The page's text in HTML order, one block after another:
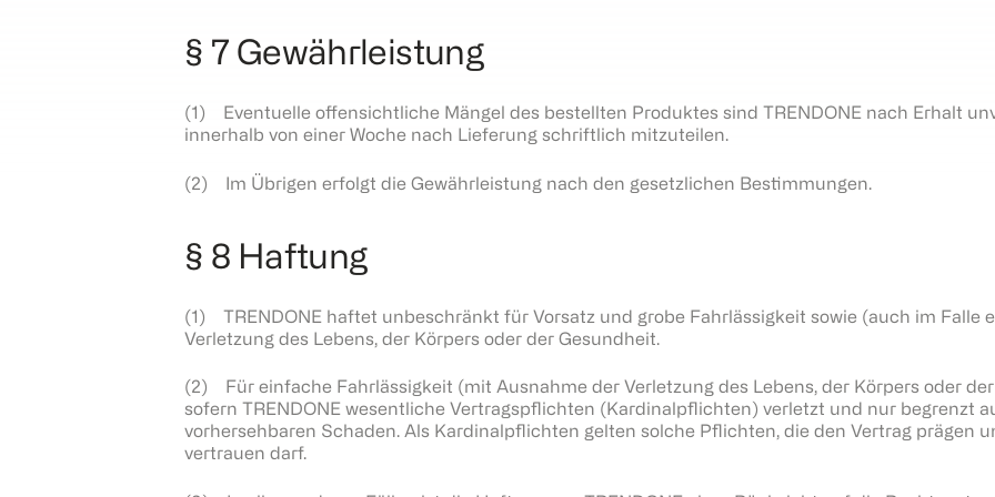
§ 7 Gewährleistung
(1) Eventuelle offensichtliche Mängel des bestellten Produktes sind TRENDONE nach Erhalt
innerhalb von einer Woche nach Lieferung schriftlich mitzuteilen.
(2) Im Übrigen erfolgt die Gewährleistung nach den gesetzlichen Bestimmungen.
§ 8 Haftung
(1) TRENDONE haftet unbeschränkt für Vorsatz und grobe Fahrlässigkeit sowie (auch im Falle
Verletzung des Lebens, der Körpers oder der Gesundheit.
(2) Für einfache Fahrlässigkeit (mit Ausnahme der Verletzung des Lebens, der Körpers oder
sofern TRENDONE wesentliche Vertragspflichten (Kardinalpflichten) verletzt und nur begrenzt
vorhersehbaren Schaden. Als Kardinalpflichten gelten solche Pflichten, die den Vertrag prägen
vertrauen darf.